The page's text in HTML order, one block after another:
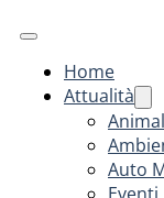
Home
Attualità
Auto
Eventi